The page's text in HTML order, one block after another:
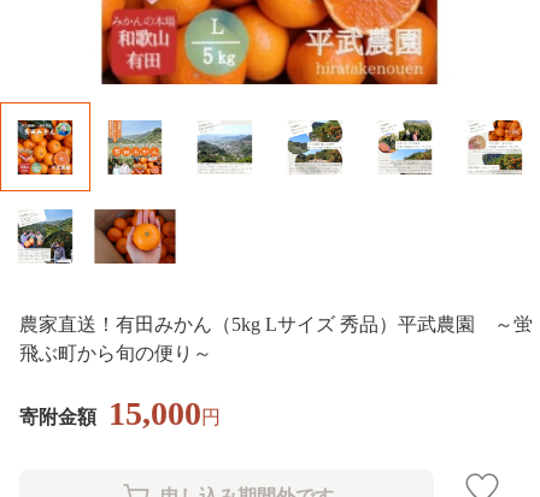
農家直送！有田みかん（5kg Lサイズ 秀品）平武農園 ～蛍
飛ぶ町から旬の便り～
寄附金額 15,000円